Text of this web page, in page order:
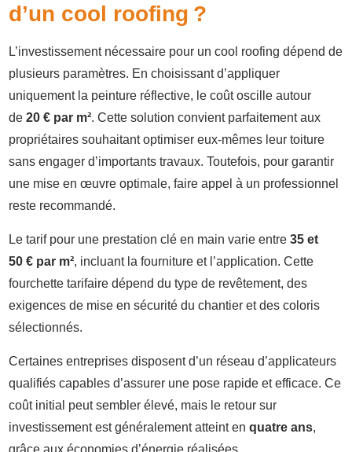
d’un cool roofing ?
L’investissement nécessaire pour un cool roofing dépend de
plusieurs paramètres. En choisissant d’appliquer
uniquement la peinture réflective, le coût oscille autour
de 20 € par m². Cette solution convient parfaitement aux
propriétaires souhaitant optimiser eux-mêmes leur toiture
sans engager d’importants travaux. Toutefois, pour garantir
une mise en œuvre optimale, faire appel à un professionnel
reste recommandé.
Le tarif pour une prestation clé en main varie entre 35 et
50 € par m², incluant la fourniture et l’application. Cette
fourchette tarifaire dépend du type de revêtement, des
exigences de mise en sécurité du chantier et des coloris
sélectionnés.
Certaines entreprises disposent d’un réseau d’applicateurs
qualifiés capables d’assurer une pose rapide et efficace. Ce
coût initial peut sembler élevé, mais le retour sur
investissement est généralement atteint en quatre ans,
grâce aux économies d’énergie réalisées.